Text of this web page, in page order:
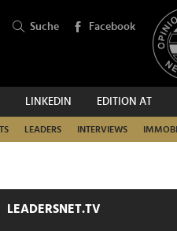
Suche Facebook
LINKEDIN EDITION AT
LEADERS INTERVIEWS
SUCHEN
LEADERSNET.TV